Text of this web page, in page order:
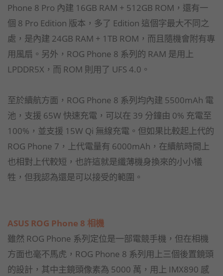
Phone 8 Pro 內建 16GB RAM + 512GB ROM，還有一
個 8 Pro Edition 版本，多了 Edition 這個字最大不同之
處，是內建 24GB RAM + 1TB ROM，而且隨機會附有專
用風扇。另外，ROG Phone 8 系列的 RAM 是用上
LPDDR5X，而 ROM 則用了 UFS 4.0。
至於續航方面，ROG Phone 8 系列均內建 5500mAh 電
池，支援 65W 快速充電，可以在 39 分鐘由 0% 充電至
100%，並支援 15W Qi 無線充電。但如果比較起上代的
ROG Phone 7，上代電量有 6000mAh，在續航時間上
也相對上代較短，也許這就是纖薄機身換來的小小犠
牲，但我認為還是可以接受的範圍。
ASUS ROG Phone 8 相機
雖然 ROG Phone 系列定位是一部電競手機，但在相機
方面也毫不馬虎，ROG Phone 8 系列用上三個後置鏡頭
的設計，其中主鏡頭像素為 5000 萬，用上 IMX890 感